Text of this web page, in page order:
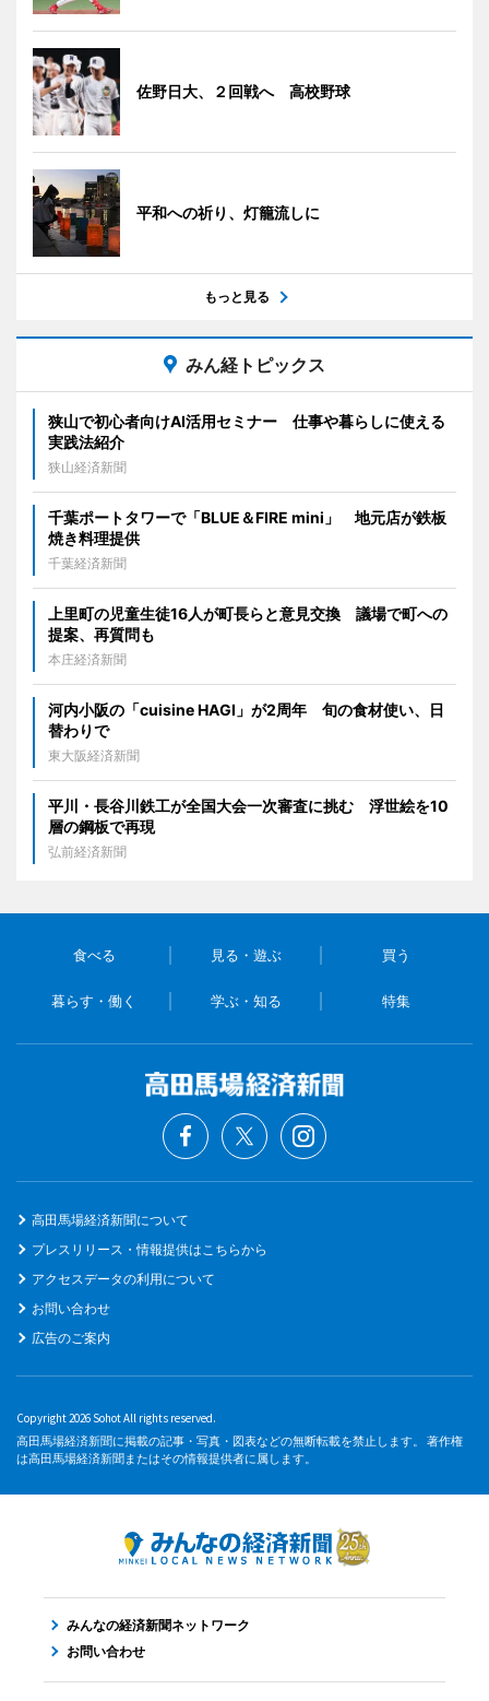
佐野日大、２回戦へ 高校野球
平和への祈り、灯籠流しに
もっと見る
みん経トピックス
狭山で初心者向けAI活用セミナー 仕事や暮らしに使える
実践法紹介
狭山経済新聞
千葉ポートタワーで「BLUE＆FIRE mini」 地元店が鉄板
焼き料理提供
千葉経済新聞
上里町の児童生徒16人が町長らと意見交換 議場で町への
提案、再質問も
本庄経済新聞
河内小阪の「cuisine HAGI」が2周年 旬の食材使い、日
替わりで
東大阪経済新聞
平川・長谷川鉄工が全国大会一次審査に挑む 浮世絵を10
層の鋼板で再現
弘前経済新聞
食べる 見る・遊ぶ 買う
暮らす・働く 学ぶ・知る 特集
高田馬場経済新聞について
プレスリリース・情報提供はこちらから
アクセスデータの利用について
お問い合わせ
広告のご案内
Copyright 2026 Sohot All rights reserved.
高田馬場経済新聞に掲載の記事・写真・図表などの無断転載を禁止します。 著作権
は高田馬場経済新聞またはその情報提供者に属します。
みんなの経済新聞ネットワーク
お問い合わせ